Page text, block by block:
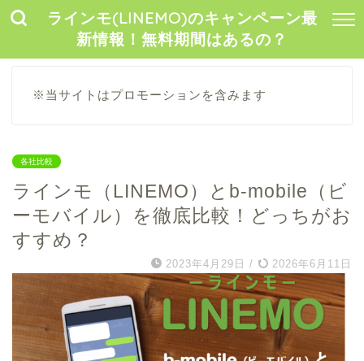
ラインモ(LINEMO)のキャンペーン最
新情報！無料期間はあるの？
※当サイトはプロモーションを含みます
各社比較
ラインモ（LINEMO）とb-mobile（ビ
ーモバイル）を徹底比較！どっちがお
すすめ？
2023年4月29日 / 2026年6月11日